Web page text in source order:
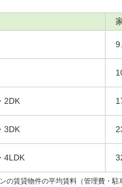
2DK
3DK
4LDK
賃貸物件の平均賃料（管理費・駐